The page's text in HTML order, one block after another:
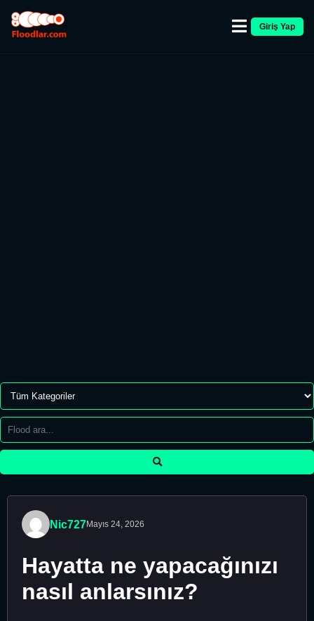
Giriş Yap
Nic727Mayıs 24, 2026
Hayatta ne yapacağınızı
nasıl anlarsınız?